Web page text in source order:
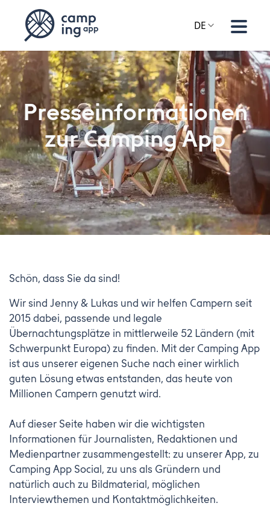
DE
Presseinformationen
zur Camping App
Schön, dass Sie da sind!
Wir sind Jenny & Lukas und wir helfen Campern seit
2015 dabei, passende und legale
Übernachtungsplätze in mittlerweile 52 Ländern (mit
Schwerpunkt Europa) zu finden. Mit der Camping App
ist aus unserer eigenen Suche nach einer wirklich
guten Lösung etwas entstanden, das heute von
Millionen Campern genutzt wird.
Auf dieser Seite haben wir die wichtigsten
Informationen für Journalisten, Redaktionen und
Medienpartner zusammengestellt: zu unserer App, zu
Camping App Social, zu uns als Gründern und
natürlich auch zu Bildmaterial, möglichen
Interviewthemen und Kontaktmöglichkeiten.